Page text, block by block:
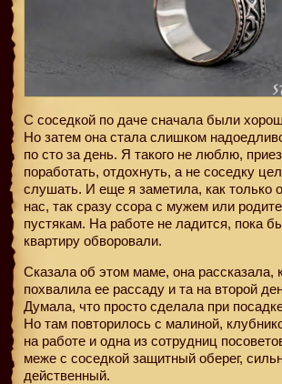
С соседкой по даче сначала были
Но затем она стала слишком
по сто за день. Я такого не люблю,
поработать, отдохнуть, а не соседку
слушать. И еще я заметила, как только
нас, так сразу ссора с мужем или
пустякам. На работе не ладится, пока
квартиру обворовали.
Сказала об этом маме, она рассказала,
похвалила ее рассаду и та на второй
Думала, что просто сделала при
Но там повторилось с малиной,
на работе и одна из сотрудниц
меже с соседкой защитный оберег,
действенный.